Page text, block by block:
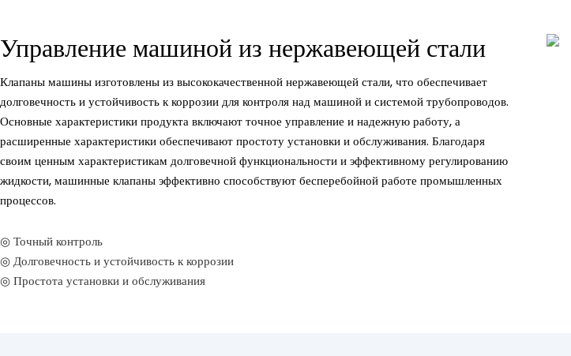
Управление машиной из нержавеющей стали
Клапаны машины изготовлены из высококачественной нержавеющей стали, что обеспечивает
долговечность и устойчивость к коррозии для контроля над машиной и системой трубопроводов.
Основные характеристики продукта включают точное управление и надежную работу, а
расширенные характеристики обеспечивают простоту установки и обслуживания. Благодаря
своим ценным характеристикам долговечной функциональности и эффективному регулированию
жидкости, машинные клапаны эффективно способствуют бесперебойной работе промышленных
процессов.
◎ Точный контроль
◎ Долговечность и устойчивость к коррозии
◎ Простота установки и обслуживания